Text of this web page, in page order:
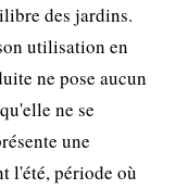
des jardins.
utilisation en
ne pose aucun
ne se
une
l'été, période où